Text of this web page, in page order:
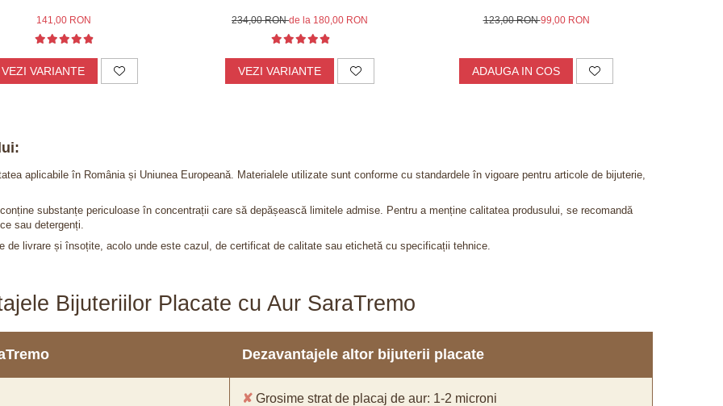
141,00 RON
VEZI VARIANTE
234,00 RONde la 180,00 RON
VEZI VARIANTE
123,00 RON99,00 RON
ADAUGA IN COS
aplicabile în România și Uniunea Europeană. Materialele utilizate sunt conforme cu standardele în vigoare pentru articole de bijuterie,
substanțe periculoase în concentrații care să depășească limitele admise. Pentru a menține calitatea produsului, se recomandă
sau detergenți.
de livrare și însoțite, acolo unde este cazul, de certificat de calitate sau etichetă cu specificații tehnice.
Bijuteriilor Placate cu Aur SaraTremo
Dezavantajele altor bijuterii placate
✘ Grosime strat de placaj de aur: 1-2 microni